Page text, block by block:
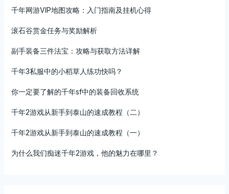
千年网游VIP地图攻略：入门指南及挂机心得
滚石谷赏金任务与奖励解析
副手装备三件法宝：攻略与获取方法详解
千年3私服中的小稻草人练功快吗？
你一定要了解的千年sf中的装备回收系统
千年2游戏从新手到泰山的速成教程（二）
千年2游戏从新手到泰山的速成教程（一）
为什么我们痴迷千年2游戏，他的魅力在哪里？